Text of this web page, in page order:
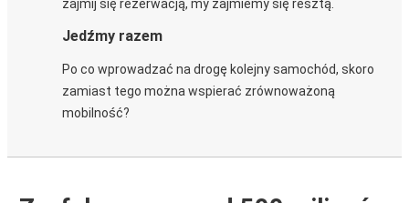
zajmij się rezerwacją, my zajmiemy się resztą.
Jedźmy razem
Po co wprowadzać na drogę kolejny samochód, skoro
zamiast tego można wspierać zrównoważoną
mobilność?